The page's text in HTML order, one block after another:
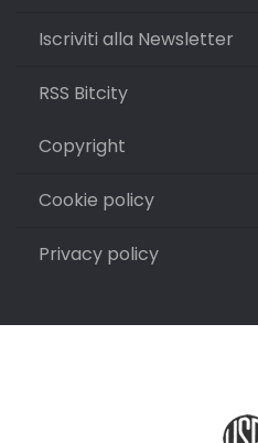
Iscriviti alla Newsletter
RSS Bitcity
Copyright
Cookie policy
Privacy policy